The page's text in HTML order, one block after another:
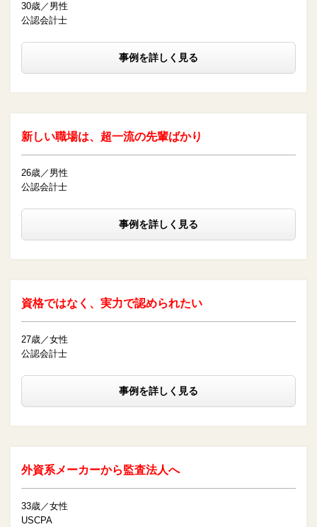
30歳／男性
公認会計士
事例を詳しく見る
新しい職場は、超一流の先輩ばかり
26歳／男性
公認会計士
事例を詳しく見る
資格ではなく、実力で認められたい
27歳／女性
公認会計士
事例を詳しく見る
外資系メーカーから監査法人へ
33歳／女性
USCPA